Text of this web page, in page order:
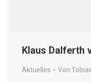
Klaus Dalferth
Aktuelles Von